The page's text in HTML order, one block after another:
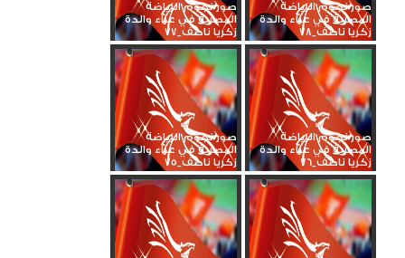
صور نجوم الرياضة
المصرية في عزاء والدة
زكريا ناصف_78
صور نجوم الرياضة
المصرية في عزاء والدة
زكريا ناصف_77
صور نجوم الرياضة
المصرية في عزاء والدة
زكريا ناصف_76
صور نجوم الرياضة
المصرية في عزاء والدة
زكريا ناصف_75